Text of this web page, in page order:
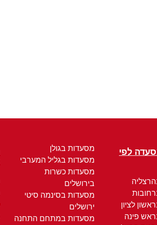
לפי
לציון
פינה
מסעדות בגולן
מסעדות בגליל המערבי
מסעדות כשרות
בירושלים
מסעדות בסינמה סיטי
ירושלים
מסעדות במתחם התחנה